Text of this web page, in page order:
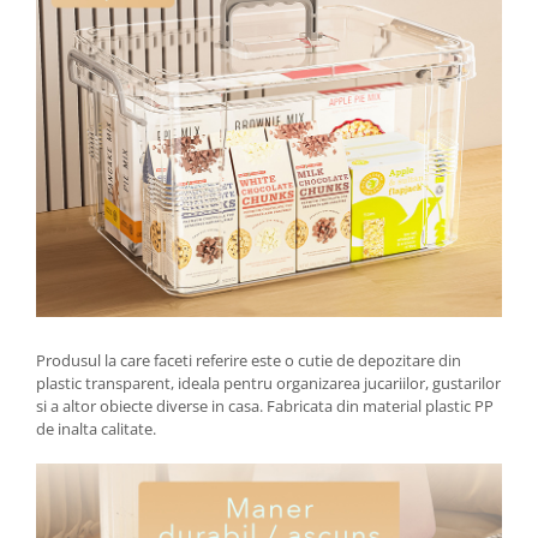
Tractoraș de tuns gazonul
Zootehnie
Incubatoare, oparitoare si
deplumatoare
Echipamente pentru animale
Aparate de tuns animale
Piese si accesorii aparate de tuns
animale
Tarcuri animale
Masini batut stalpi si accesorii
Roabe & accesorii
Casute gradina si cutii depozitare
Mobilier gradina
Corturi, Prelate si plase de
Lopeti zapada
Produsul la care faceti referire este o cutie de depozitare din
plastic transparent, ideala pentru organizarea jucariilor, gustarilor
si a altor obiecte diverse in casa. Fabricata din material plastic PP
de inalta calitate.